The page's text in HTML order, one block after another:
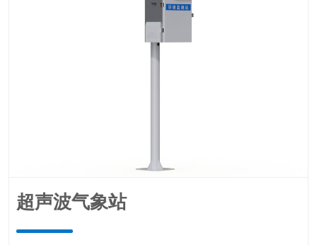
超声波气象站